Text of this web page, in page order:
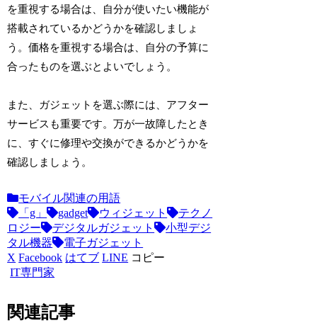
を重視する場合は、自分が使いたい機能が
搭載されているかどうかを確認しましょ
う。価格を重視する場合は、自分の予算に
合ったものを選ぶとよいでしょう。
また、ガジェットを選ぶ際には、アフター
サービスも重要です。万が一故障したとき
に、すぐに修理や交換ができるかどうかを
確認しましょう。
モバイル関連の用語
「g」
gadget ウィジェット
テクノ
ロジー
デジタルガジェット
小型デジ
タル機器
電子ガジェット
X Facebook はてブ LINE コピー
IT専門家
関連記事